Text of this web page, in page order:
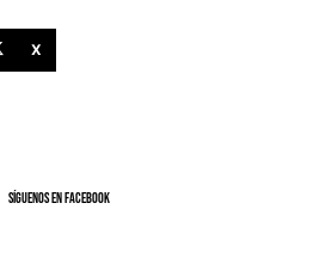
X
SíGUENOS EN FACEBOOK